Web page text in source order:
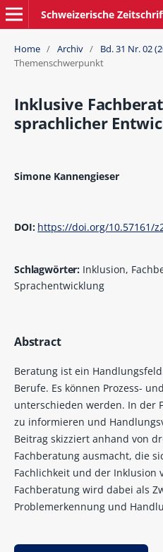
Schweizerische
Home / Archiv / Bd. 31 Nr. 02
Themenschwerpunkt
Inklusive
sprachlicher
Simone Kannengieser
DOI: https://doi.org/10.57161/
Schlagwörter: Inklusion,
Sprachentwicklung
Abstract
Beratung ist ein
Berufe. Es können Prozess-
unterschieden werden. In der
zu informieren und
Beitrag skizziert anhand von
Fachberatung ausmacht, die
Fachlichkeit und der Inklusion
Fachberatung wird dabei als
Problemerkennung und